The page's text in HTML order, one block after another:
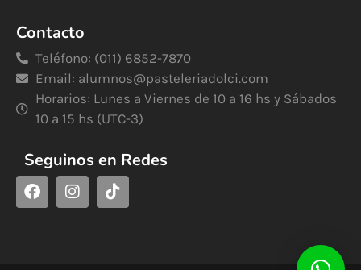
Contacto
Teléfono: (011) 6852-7870
Email: alumnos@pasteleriadolci.com
Horarios: Lunes a Viernes de 10 a 16 hs y Sábados
10 a 15 hs (UTC-3)
Seguinos en Redes